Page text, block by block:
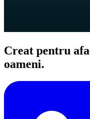
Creat pentru
oameni.